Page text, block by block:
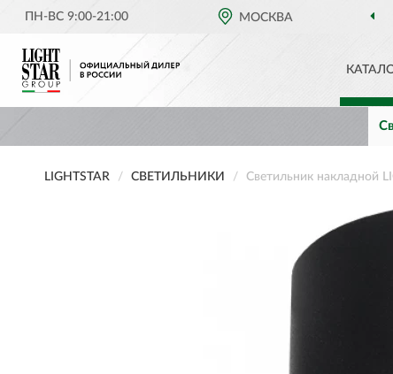
ПН-ВС 9:00-21:00 МОСКВА
LIGHTSTAR СВЕТИЛЬНИКИ Светильник накладной